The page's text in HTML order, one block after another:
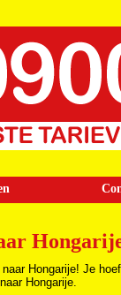
Hongarije! Je
Hongarije.